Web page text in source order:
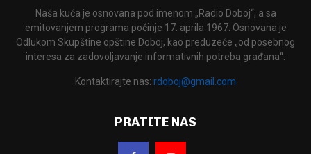
Naša kuća je osnovana pod imenom „Radio Doboj“, a sa
emitovanjem programa počinje 17. aprila 1967. Osnovana je
Odlukom Skupštine opštine Doboj, kao preduzeće „od posebnog
interesa za zadovoljavanje informativnih potreba građana“.
Kontaktirajte nas: rdoboj@gmail.com
PRATITE NAS